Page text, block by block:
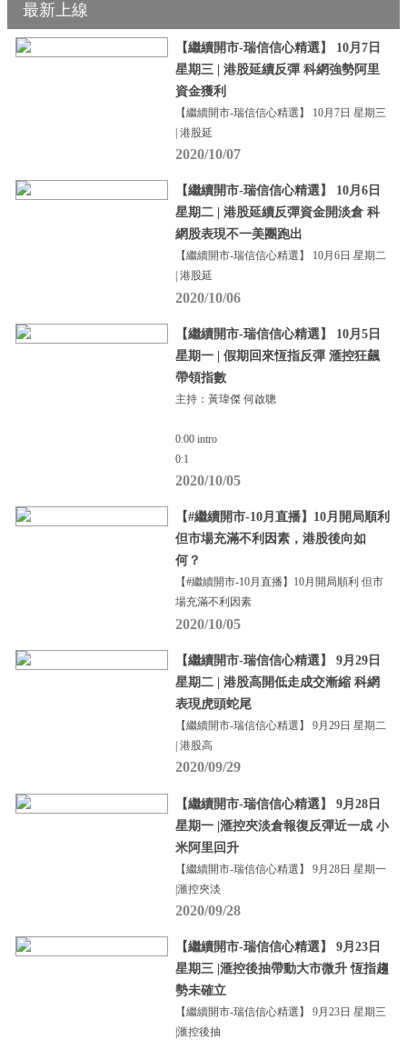
最新上線
【繼續開市-瑞信信心精選】 10月7日
星期三 | 港股延續反彈 科網強勢阿里
資金獲利
【繼續開市-瑞信信心精選】 10月7日 星期三
| 港股延
2020/10/07
【繼續開市-瑞信信心精選】 10月6日
星期二 | 港股延續反彈資金開淡倉 科
網股表現不一美團跑出
【繼續開市-瑞信信心精選】 10月6日 星期二
| 港股延
2020/10/06
【繼續開市-瑞信信心精選】 10月5日
星期一 | 假期回來恆指反彈 滙控狂飆
帶領指數
主持：黃瑋傑 何啟聰
0:00 intro
0:1
2020/10/05
【#繼續開市-10月直播】10月開局順利
但市場充滿不利因素，港股後向如
何？
【#繼續開市-10月直播】10月開局順利 但市
場充滿不利因素
2020/10/05
【繼續開市-瑞信信心精選】 9月29日
星期二 | 港股高開低走成交漸縮 科網
表現虎頭蛇尾
【繼續開市-瑞信信心精選】 9月29日 星期二
| 港股高
2020/09/29
【繼續開市-瑞信信心精選】 9月28日
星期一 |滙控夾淡倉報復反彈近一成 小
米阿里回升
【繼續開市-瑞信信心精選】 9月28日 星期一
|滙控夾淡
2020/09/28
【繼續開市-瑞信信心精選】 9月23日
星期三 |滙控後抽帶動大市微升 恆指趨
勢未確立
【繼續開市-瑞信信心精選】 9月23日 星期三
|滙控後抽